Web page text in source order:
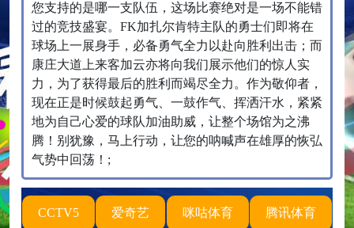
您支持的是哪一支队伍，这场比赛绝对是一场不能错
过的竞技盛宴。FK加扎尔肯特主队的勇士们即将在
球场上一展身手，必备勇气全力以赴向胜利出击；而
康庄大道上来客加云亦将向我们展示他们的惊人实
力，为了获得最后的胜利而竭尽全力。作为敬仰者，
现在正是时候鼓起勇气、一鼓作气、挥洒汗水，紧紧
地为自己心爱的球队加油助威，让整个场馆为之沸
腾！别犹豫，马上行动，让您的呐喊声在雄厚的恢弘
气势中回荡！;
CCTV5 爱奇艺 咪咕体育 腾讯体育